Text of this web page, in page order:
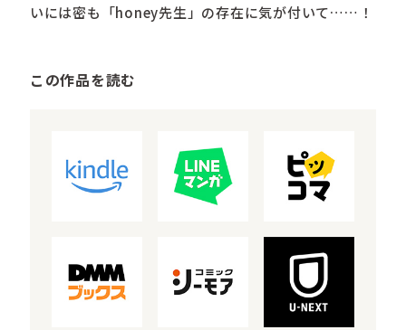
いには密も「honey先生」の存在に気が付いて……！
この作品を読む